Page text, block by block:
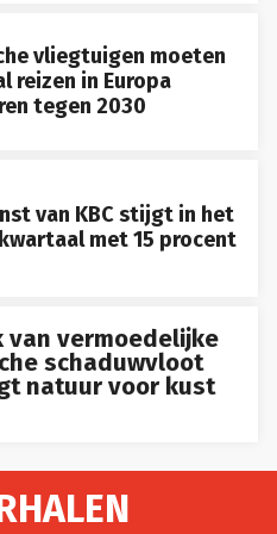
vliegtuigen moeten
reizen in Europa
tegen 2030
van KBC stijgt in het
met 15 procent
van vermoedelijke
schaduwvloot
natuur voor kust